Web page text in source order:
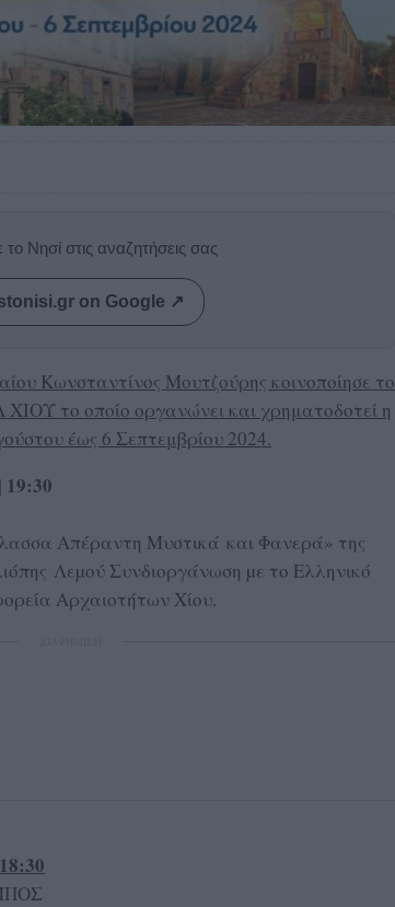
Νησί στις αναζητήσεις σας
on Google ↗
Κωνσταντίνος Μουτζούρης κοινοποίησε το
το οποίο οργανώνει και χρηματοδοτεί η
έως 6 Σεπτεμβρίου 2024.
Απέραντη Μυστικά και Φανερά» της
Λεµού Συνδιοργάνωση µε το Ελληνικό
Αρχαιοτήτων Χίου.